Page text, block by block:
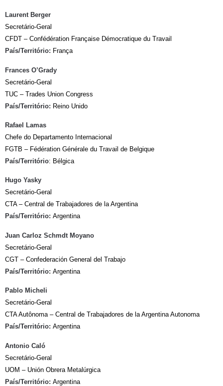
Laurent Berger
Secretário-Geral
CFDT – Confédération Française Démocratique du Travail
País/Território: França
Frances O’Grady
Secretário-Geral
TUC – Trades Union Congress
País/Território: Reino Unido
Rafael Lamas
Chefe do Departamento Internacional
FGTB – Fédération Générale du Travail de Belgique
País/Território: Bélgica
Hugo Yasky
Secretário-Geral
CTA – Central de Trabajadores de la Argentina
País/Território: Argentina
Juan Carloz Schmdt Moyano
Secretário-Geral
CGT – Confederación General del Trabajo
País/Território: Argentina
Pablo Micheli
Secretário-Geral
CTA Autônoma – Central de Trabajadores de la Argentina Autonoma
País/Território: Argentina
Antonio Caló
Secretário-Geral
UOM – Unión Obrera Metalúrgica
País/Território: Argentina